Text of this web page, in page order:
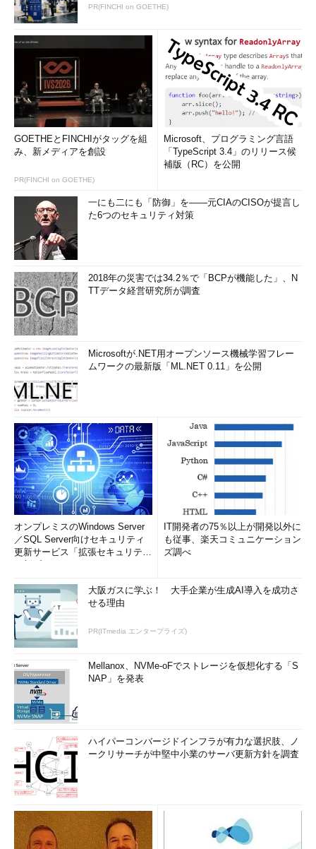
PR(FINCHI on GOETHE)
GOETHEとFINCHIがタッグを組
み、新メディアを創設
PR(FINCHI on GOETHE)
Microsoft、プログラミング言語
「TypeScript 3.4」のリリース候
補版（RC）を公開
一にも二にも「防御」を――元CIAのCISOが提言し
た6つのセキュリティ対策
2018年の災害では34.2％で「BCPが機能した」、N
TTデータ経営研究所が調査
Microsoftが.NET用オープンソース機械学習フレー
ムワークの最新版「ML.NET 0.11」を公開
オンプレミスのWindows Server
／SQL Server向けセキュリティ
更新サービス「拡張セキュリティ
IT開発者の75％以上が開発以外に
も従事、楽天コミュニケーション
ズ調べ
大阪ガスに学ぶ！ 大手企業が生成AI導入を成功さ
せる理由
PR(ITmedia エンタープライズ)
Mellanox、NVMe-oFでストレージを仮想化する「S
NAP」を発表
ハイパーコンバージドインフラが有力な選択肢、ノ
ークリサーチが中堅中小業のサーバ更新方針を調査